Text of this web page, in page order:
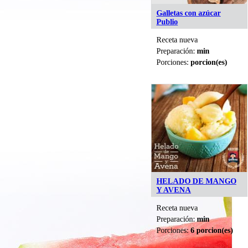
Galletas con azúcar
Publio
Receta nueva
Preparación: min
Porciones: porcion(es)
HELADO DE MANGO
Y AVENA
Receta nueva
Preparación: min
Porciones:6 porcion(es)